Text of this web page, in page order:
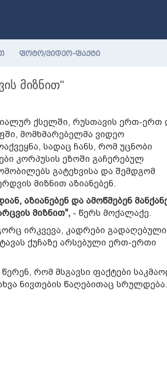
ფოტო/ვიდეო-ფაქტი
მიზნით"
ქსელში, რუსთავის ერთ-ერთ
მომხმარებელმა ვიდეო
სადაც ჩანს, რომ უცნობი
კორპუსის ეზოში გაჩერებულ
გატეხვისა და შემდგომ
მიზნით აზიანებენ.
აზიანებენ და ამოწმებენ
მიზნით", - წერს მოქალაქე.
ირკვევა, კადრები
ქუჩაზე არსებული ერთ-ერთი
რომ მსგავსი ფაქტები
ნივთების წაღებითაც სრულდება.